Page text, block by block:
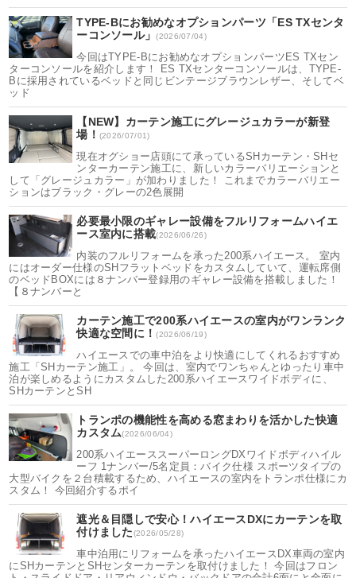
TYPE-Bにお勧めなオプションパーツ「ES TXセンタ
ーコンソール」(2026/07/04)
今回はTYPE-Bにお勧めなオプションパーツES TXセン
ターコンソールを紹介します！ ES TXセンターコンソールは、TYPE-
Bに採用されているベッドと同じビンテージブラウンレザー、そしてベ
ッド
【NEW】カーテン施工にグレージュカラーが新登
場！ (2026/07/01)
現在オグショー店頭にて承っているSHカーテン・SHセ
ンターカーテン施工に、新しいカラーバリエーションと
して「グレージュカラー」が加わりました！ これまでカラーバリエー
ションはブラック・グレーの2色展開
必要最小限のギャレー設備をフルリフォームハイエ
ース室内に搭載(2026/06/26)
内装のフルリフォームを承った200系ハイエース。 室内
にはオーダー仕様のSHフラットベッドをカスタムしていて、運転席側
のベッドBOXには８ナンバー登録用のギャレー設備を搭載しました！
【８ナンバーと
カーテン施工で200系ハイエースの室内がワンランク
快適な空間に！(2026/06/19)
ハイエースでの車中泊をより快適にしてくれるおすすめ
施工「SHカーテン施工」。 今回は、室内でワンちゃんとゆったり車中
泊が楽しめるようにカスタムした200系ハイエースワイドボディに、
SHカーテンとSH
トランポの機能性を高める窓まわりを活かした快適
カスタム(2026/06/04)
200系ハイエーススーパーロングDXワイドボディハイル
ーフ 1ナンバー/5名定員：バイク仕様 スポーツタイプの
大型バイクを２台積載するため、ハイエースの室内をトランポ仕様にカ
スタム！ 今回紹介するポイ
遮光＆目隠しで安心！ハイエースDXにカーテンを取
付けました(2026/05/28)
車中泊用にリフォームを承ったハイエースDX車両の室内
にSHカーテンとSHセンターカーテンを取付けました！ 今回はフロン